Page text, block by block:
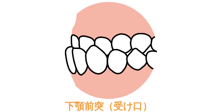
下顎前突（受け口）